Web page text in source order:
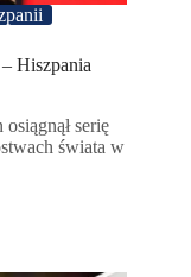
Hiszpania
serię
świata w